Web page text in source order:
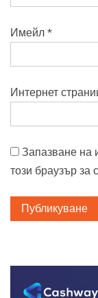
Имейл *
Интернет
Запазване на
този браузър за